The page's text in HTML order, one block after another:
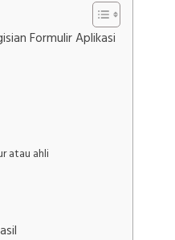
Formulir Aplikasi
atau ahli